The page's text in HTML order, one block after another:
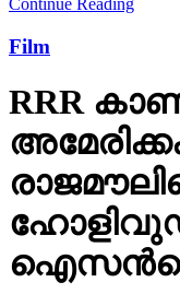
Continue Reading
Film
RRR